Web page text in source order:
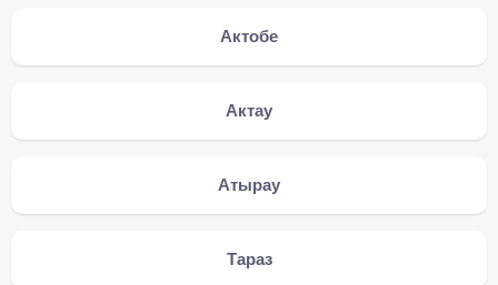
Актобе
Актау
Атырау
Тараз